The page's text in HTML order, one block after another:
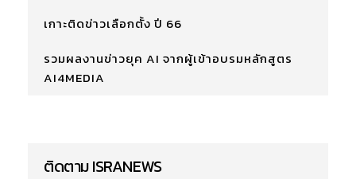
เกาะติดข่าวเลือกตั้ง ปี 66
รวมผลงานข่าวยุค AI จากผู้เข้าอบรมหลักสูตร
AI4MEDIA
ติดตาม ISRANEWS